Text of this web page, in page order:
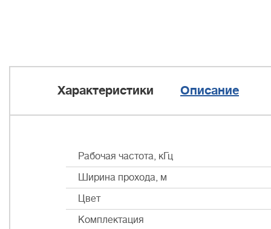
Характеристики Описание
Рабочая частота, кГц
Ширина прохода, м
Цвет
Комплектация